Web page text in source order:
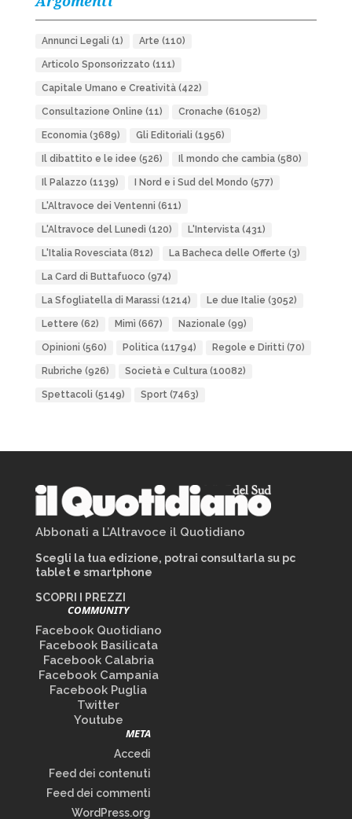
Annunci Legali (1) Arte (110)
Articolo Sponsorizzato (111)
Capitale Umano e Creatività(422)
Consultazione Online (11) Cronache (61052)
Economia(3689) Gli Editoriali (1956)
Il dibattito e le idee (526) Il mondo che cambia(580)
Il Palazzo (1139) I Nord e i Sud del Mondo (577)
L'Altravoce dei Ventenni (611)
L'Altravoce del Lunedì (120) L'Intervista(431)
L'Italia Rovesciata(812) La Bacheca delle Offerte (3)
La Card di Buttafuoco (974)
La Sfogliatella di Marassi (1214) Le due Italie (3052)
Lettere (62) Mimì (667) Nazionale (99)
Opinioni (560) Politica(11794) Regole e Diritti (70)
Rubriche (926) Società e Cultura(10082)
Spettacoli (5149) Sport(7463)
Abbonati a L’Altravoce il Quotidiano
Scegli la tua edizione, potrai consultarla su pc
tablet e smartphone
SCOPRI I PREZZI
COMMUNITY
Facebook Quotidiano
Facebook Basilicata
Facebook Calabria
Facebook Campania
Facebook Puglia
Twitter
Youtube
META
Accedi
Feed dei contenuti
Feed dei commenti
WordPress.org